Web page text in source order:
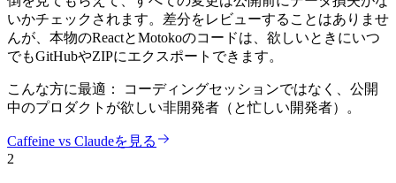
いかチェックされます。差分をレビューすることはありませ
んが、本物のReactとMotokoのコードは、欲しいときにいつ
でもGitHubやZIPにエクスポートできます。
こんな方に最適：
コーディングセッションではなく、公開
中のプロダクトが欲しい非開発者（と忙しい開発者）。
Caffeine vs Claudeを見る
2